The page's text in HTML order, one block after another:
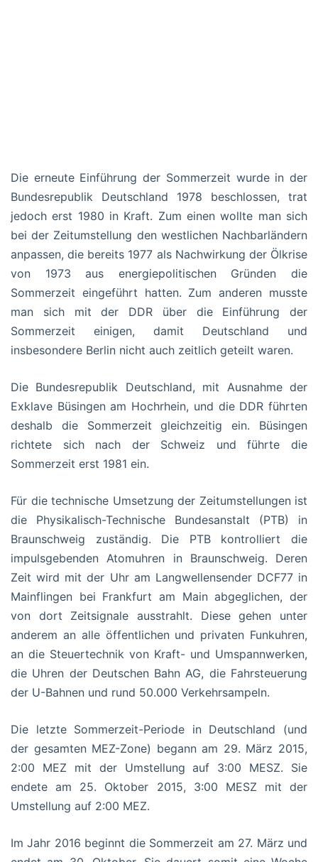
Die erneute Einführung der Sommerzeit wurde in der
Bundesrepublik Deutschland 1978 beschlossen, trat
jedoch erst 1980 in Kraft. Zum einen wollte man sich
bei der Zeitumstellung den westlichen Nachbarländern
anpassen, die bereits 1977 als Nachwirkung der Ölkrise
von 1973 aus energiepolitischen Gründen die
Sommerzeit eingeführt hatten. Zum anderen musste
man sich mit der DDR über die Einführung der
Sommerzeit einigen, damit Deutschland und
insbesondere Berlin nicht auch zeitlich geteilt waren.
Die Bundesrepublik Deutschland, mit Ausnahme der
Exklave Büsingen am Hochrhein, und die DDR führten
deshalb die Sommerzeit gleichzeitig ein. Büsingen
richtete sich nach der Schweiz und führte die
Sommerzeit erst 1981 ein.
Für die technische Umsetzung der Zeitumstellungen ist
die Physikalisch-Technische Bundesanstalt (PTB) in
Braunschweig zuständig. Die PTB kontrolliert die
impulsgebenden Atomuhren in Braunschweig. Deren
Zeit wird mit der Uhr am Langwellensender DCF77 in
Mainflingen bei Frankfurt am Main abgeglichen, der
von dort Zeitsignale ausstrahlt. Diese gehen unter
anderem an alle öffentlichen und privaten Funkuhren,
an die Steuertechnik von Kraft- und Umspannwerken,
die Uhren der Deutschen Bahn AG, die Fahrsteuerung
der U-Bahnen und rund 50.000 Verkehrsampeln.
Die letzte Sommerzeit-Periode in Deutschland (und
der gesamten MEZ-Zone) begann am 29. März 2015,
2:00 MEZ mit der Umstellung auf 3:00 MESZ. Sie
endete am 25. Oktober 2015, 3:00 MESZ mit der
Umstellung auf 2:00 MEZ.
Im Jahr 2016 beginnt die Sommerzeit am 27. März und